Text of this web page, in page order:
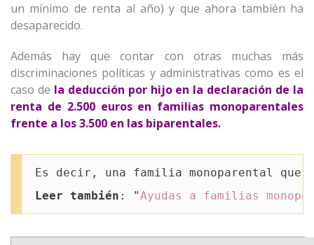
un mínimo de renta al año) y que ahora también ha
desaparecido.
Además hay que contar con otras muchas más
discriminaciones políticas y administrativas como es el
caso de la deducción por hijo en la declaración de la
renta de 2.500 euros en familias monoparentales
frente a los 3.500 en las biparentales.
Es decir, una familia monoparental
Leer también : "Ayudas a familias